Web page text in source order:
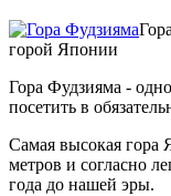
горой Японии
Гора Фудзияма -
посетить в
Самая высокая гора
метров и согласно
года до нашей эры.